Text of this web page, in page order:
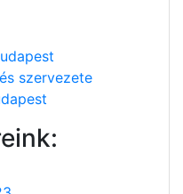
szervezete